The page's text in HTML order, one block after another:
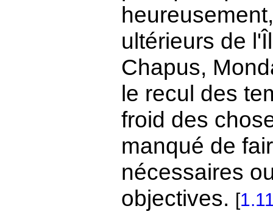
ultérieurs de
Chapus,
le recul des
froid des
manqué de
nécessaires
objectives. [